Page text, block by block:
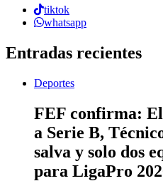
tiktok
whatsapp
Entradas recientes
Deportes
FEF confirma: El
a Serie B,
salva y solo dos
para LigaPro